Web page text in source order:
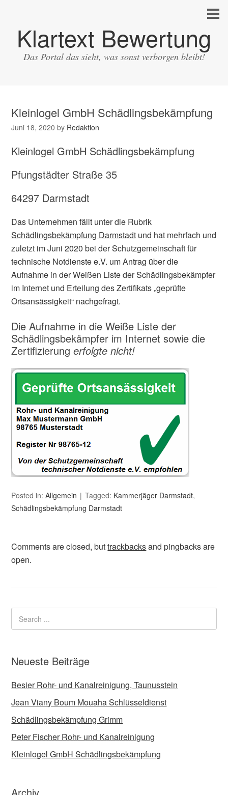
Klartext Bewertung
Das Portal das sieht, was sonst verborgen bleibt!
Kleinlogel GmbH Schädlingsbekämpfung
Juni 18, 2020 by Redaktion
Kleinlogel GmbH Schädlingsbekämpfung
Pfungstädter Straße 35
64297 Darmstadt
Das Unternehmen fällt unter die Rubrik
Schädlingsbekämpfung Darmstadt und hat mehrfach und
zuletzt im Juni 2020 bei der Schutzgemeinschaft für
technische Notdienste e.V. um Antrag über die
Aufnahme in der Weißen Liste der Schädlingsbekämpfer
im Internet und Erteilung des Zertifikats „geprüfte
Ortsansässigkeit“ nachgefragt.
Die Aufnahme in die Weiße Liste der
Schädlingsbekämpfer im Internet sowie die
Zertifizierungerfolgte nicht!
Posted in:Allgemein Tagged: Kammerjäger Darmstadt,
Schädlingsbekämpfung Darmstadt
Comments are closed, buttrackbacksand pingbacks are
open.
Neueste Beiträge
Besier Rohr- und Kanalreinigung, Taunusstein
Jean Viany Boum Mouaha Schlüsseldienst
Schädlingsbekämpfung Grimm
Peter Fischer Rohr- und Kanalreinigung
Kleinlogel GmbH Schädlingsbekämpfung